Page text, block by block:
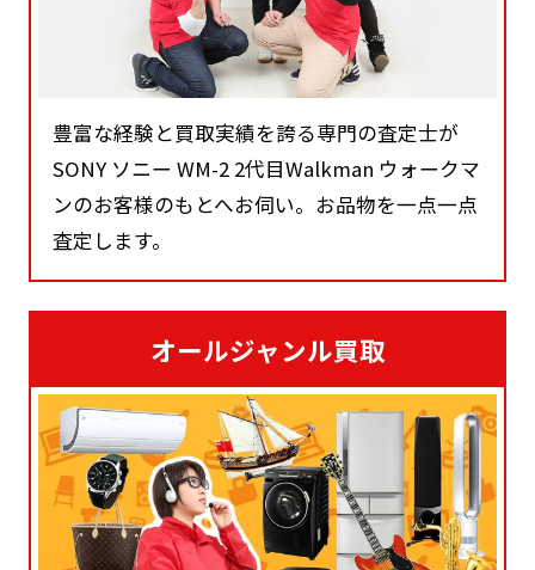
豊富な経験と買取実績を誇る専門の査定士が
SONY ソニー WM-2 2代目Walkman ウォークマ
ンのお客様のもとへお伺い。お品物を一点一点
査定します。
オールジャンル買取